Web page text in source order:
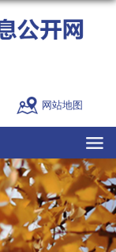
网站地图